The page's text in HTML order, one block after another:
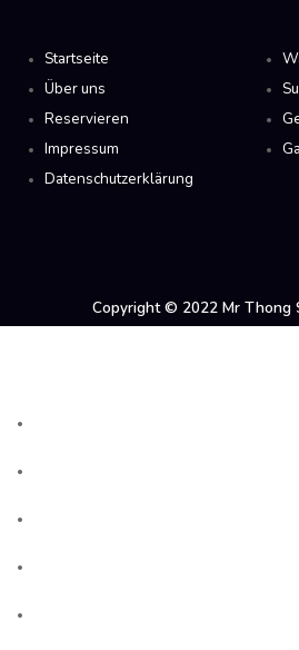
Startseite
Über uns
Reservieren
Impressum
Datenschutzerklärung
Copyright © 2022 Mr Thong